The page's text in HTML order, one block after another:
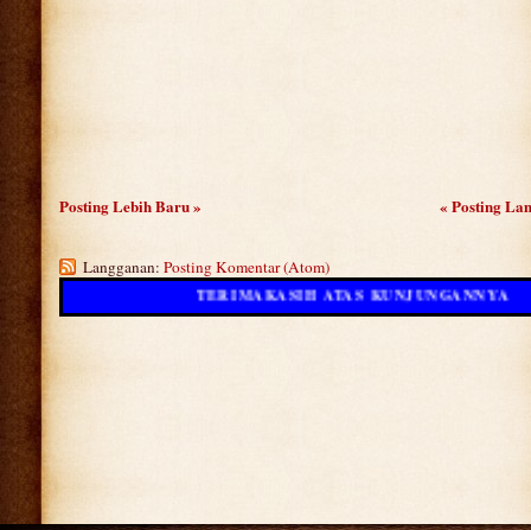
Posting Lebih Baru » « Posting
Langganan: Posting Komentar (Atom)
TERIMAKASIH ATAS KUNJUNGANNYA